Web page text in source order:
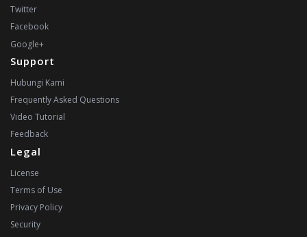
Twitter
Facebook
Google+
Support
Hubungi Kami
Frequently Asked Questions
Video Tutorial
Feedback
Legal
License
Terms of Use
Privacy Policy
Security